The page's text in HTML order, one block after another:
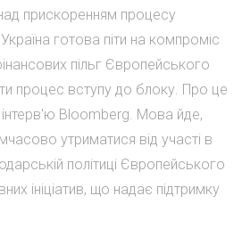
прискоренням процесу
готова піти на компроміс
пільг Європейського
процес вступу до блоку. Про це
Bloomberg. Мова йде,
утриматися від участі в
політиці Європейського
ініціатив, що надає підтримку